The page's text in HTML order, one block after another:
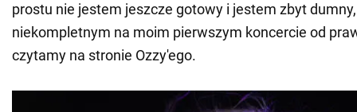
prostu nie jestem jeszcze gotowy i jestem zbyt
niekompletnym na moim pierwszym koncercie od
czytamy na stronie Ozzy'ego.